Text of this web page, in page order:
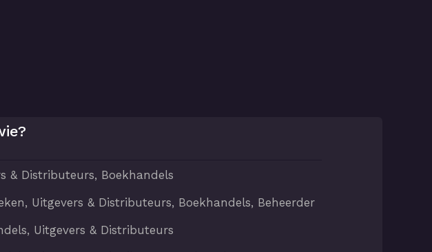
& Distributeurs, Boekhandels
Uitgevers & Distributeurs, Boekhandels, Beheerder
Uitgevers & Distributeurs